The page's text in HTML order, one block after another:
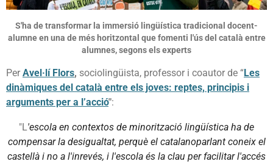
S'ha de transformar la immersió lingüística tradicional docent-
alumne en una de més horitzontal que fomenti l'ús del català entre
alumnes, segons els experts
Per Avel·lí Flors, sociolingüista, professor i coautor de “Les
dinàmiques del català entre els joves: reptes, principis i
arguments per a l’acció":
"L'escola en contextos de minorització lingüística ha de
compensar la desigualtat, perquè el catalanoparlant coneix el
castellà i no a l'inrevés, i l'escola és la clau per facilitar l'accés